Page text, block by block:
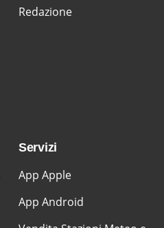
Redazione
Servizi
App Apple
App Android